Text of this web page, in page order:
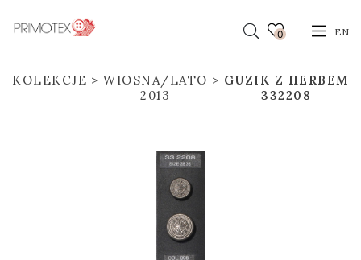
0 EN
KOLEKCJE
WIOSNA/LATO
2013
GUZIK Z HERBEM
332208